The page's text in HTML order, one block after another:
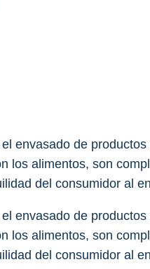
envasado de
los alimentos, son
del consumidor al
envasado de
los alimentos, son
del consumidor al